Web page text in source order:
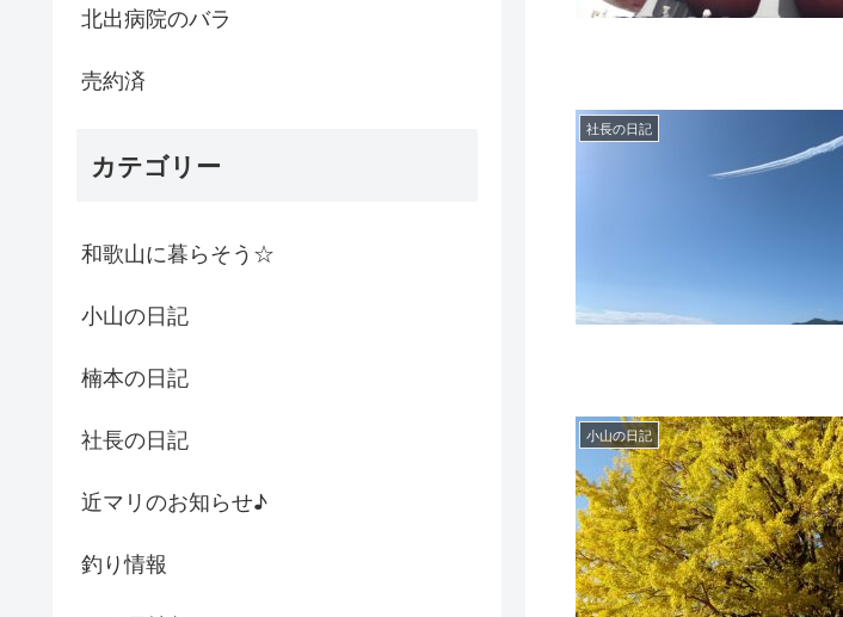
社長の日記
小山の日記
北出病院のバラ
売約済
カテゴリー
和歌山に暮らそう☆
小山の日記
楠本の日記
社長の日記
近マリのお知らせ♪
釣り情報